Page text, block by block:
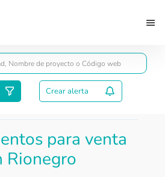
Crear alerta
para venta
Rionegro
Guardar